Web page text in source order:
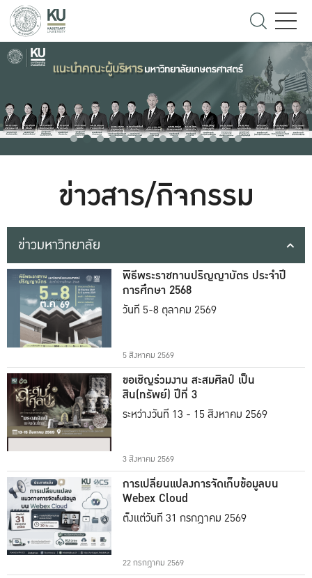
ข่าวสาร/กิจกรรม
ข่าวมหาวิทยาลัย
พิธีพระราชทานปริญญาบัตร ประจำปี
การศึกษา 2568
วันที่ 5-8 ตุลาคม 2569
5 สิงหาคม 2569
ขอเชิญร่วมงาน สะสมศิลป์ เป็น
สิน(ทรัพย์) ปีที่ 3
ระหว่างวันที่ 13 - 15 สิงหาคม 2569
3 สิงหาคม 2569
การเปลี่ยนแปลงการจัดเก็บข้อมูลบน
Webex Cloud
ตั้งแต่วันที่ 31 กรกฎาคม 2569
22 กรกฎาคม 2569